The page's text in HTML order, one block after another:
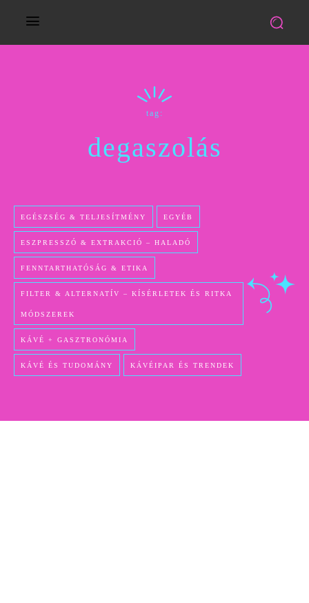
tag:
degaszolás
EGÉSZSÉG & TELJESÍTMÉNY EGYÉB
ESZPRESSZÓ & EXTRAKCIÓ – HALADÓ
FENNTARTHATÓSÁG & ETIKA
FILTER & ALTERNATÍV – KÍSÉRLETEK ÉS RITKA
MÓDSZEREK
KÁVÉ + GASZTRONÓMIA
KÁVÉ ÉS TUDOMÁNY KÁVÉIPAR ÉS TRENDEK